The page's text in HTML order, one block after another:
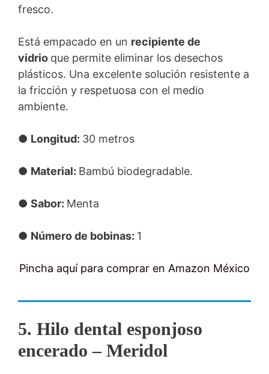
fresco.
Está empacado en un recipiente de
vidrio que permite eliminar los desechos
plásticos. Una excelente solución resistente a
la fricción y respetuosa con el medio
ambiente.
● Longitud: 30 metros
● Material: Bambú biodegradable.
● Sabor: Menta
● Número de bobinas: 1
Pincha aquí para comprar en Amazon México
5. Hilo dental esponjoso
encerado – Meridol